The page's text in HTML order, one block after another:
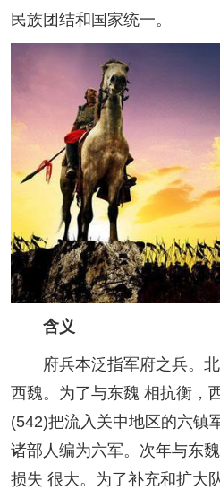
民族团结和国家统一。
含义
府兵本泛指军府之兵。北
西魏。为了与东魏 相抗衡，
(542)把流入关中地区的六镇
诸部人编为六军。次年与东
损失 很大。为了补充和扩大